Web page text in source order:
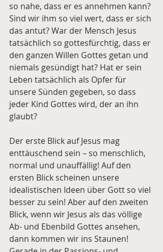
so nahe, dass er es annehmen kann?
Sind wir ihm so viel wert, dass er sich
das antut? War der Mensch Jesus
tatsächlich so gottesfürchtig, dass er
den ganzen Willen Gottes getan und
niemals gesündigt hat? Hat er sein
Leben tatsächlich als Opfer für
unsere Sünden gegeben, so dass
jeder Kind Gottes wird, der an ihn
glaubt?
Der erste Blick auf Jesus mag
enttäuschend sein – so menschlich,
normal und unauffällig! Auf den
ersten Blick scheinen unsere
idealistischen Ideen über Gott so viel
besser zu sein! Aber auf den zweiten
Blick, wenn wir Jesus als das völlige
Ab- und Ebenbild Gottes ansehen,
dann kommen wir ins Staunen!